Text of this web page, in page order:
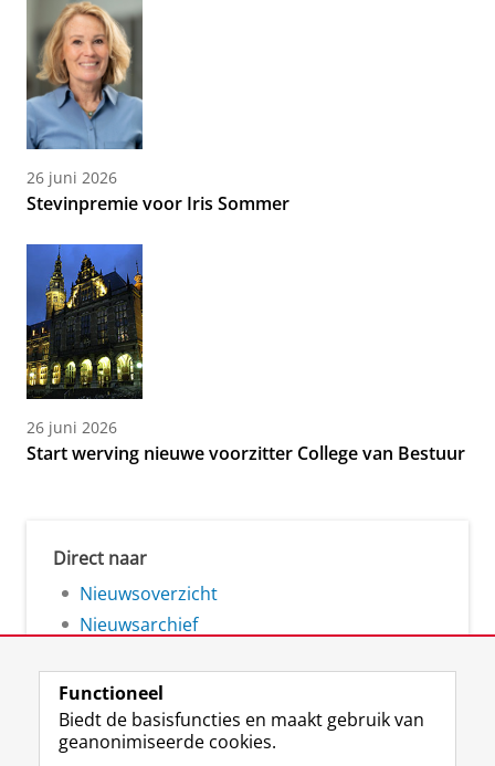
26 juni 2026
Stevinpremie voor Iris Sommer
26 juni 2026
Start werving nieuwe voorzitter College van Bestuur
Direct naar
Nieuwsoverzicht
Nieuwsarchief
Functioneel
Biedt de basisfuncties en maakt gebruik van
geanonimiseerde cookies.